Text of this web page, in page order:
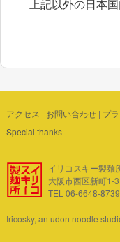
上記以外の日本国
アクセス | お問い合わせ| プ
Special thanks
イリコスキー製麺
大阪市西区新町1-
TEL 06-6648-8739
Iricosky, an udon noodle